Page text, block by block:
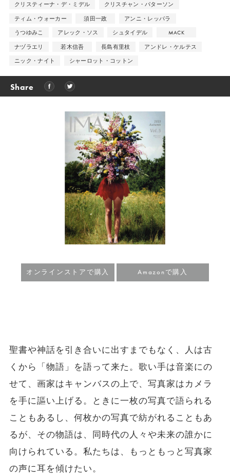
クリスティーナ・デ・ミデル
クリスチャン・パターソン
ティム・ウォーカー
須田一政
アンニ・レッパラ
うつゆみこ
アレック・ソス シュタイデル
MACK
ナヅラエリ
若木信吾 長島有里枝
アンドレ・ケルテス
ニック・ナイト
シャーロット・コットン
Share
オンラインストアで購入 Amazonで購入
聖書や神話を引き合いに出すまでもなく、人は古
くから「物語」を語って来た。歌い手は音楽にの
せて、画家はキャンバスの上で、写真家はカメラ
を手に謳い上げる。ときに一枚の写真で語られる
こともあるし、何枚かの写真で紡がれることもあ
るが、その物語は、同時代の人々や未来の誰かに
向けられている。私たちは、もっともっと写真家
の声に耳を傾けたい。